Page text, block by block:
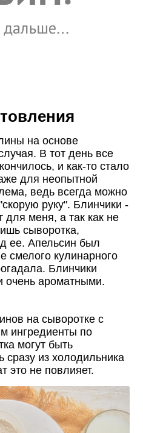
на основе
В тот день все
и как-то стало
для неопытной
ведь всегда можно
руку". Блинчики -
для меня, а так как не
сыворотка,
ее. Апельсин был
смелого кулинарного
Блинчики
очень ароматными.
на сыворотке с
ингредиенты по
могут быть
из холодильника
это не повлияет.